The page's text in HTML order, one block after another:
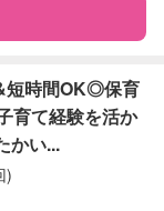
閣府補助対象)
短時間OK◎保育
育て経験を活か
かい...
)